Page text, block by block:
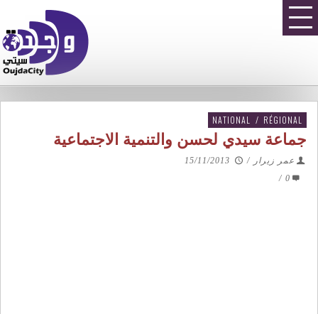
NATIONAL / RÉGIONAL
جماعة سيدي لحسن والتنمية الاجتماعية
عمر زيرار /
15/11/2013
0
/